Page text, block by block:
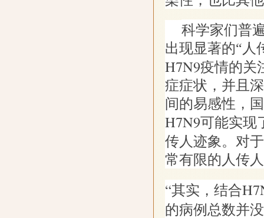
科学家们普
出现显著的“人
H7N9疫情的关
症症状，并且
间的易感性，
H7N9可能实现
传人迹象。对于
常有限的人传
“其实，结合
的病例总数并